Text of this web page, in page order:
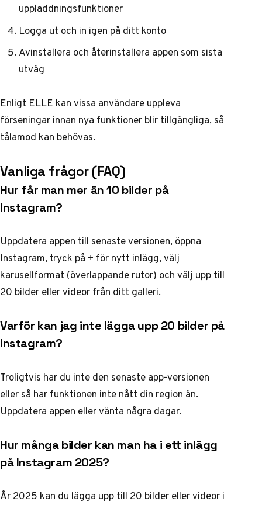
uppladdningsfunktioner
Logga ut och in igen på ditt konto
Avinstallera och återinstallera appen som sista
utväg
Enligt ELLE kan vissa användare uppleva
förseningar innan nya funktioner blir tillgängliga, så
tålamod kan behövas.
Vanliga frågor (FAQ)
Hur får man mer än 10 bilder på
Instagram?
Uppdatera appen till senaste versionen, öppna
Instagram, tryck på + för nytt inlägg, välj
karusellformat (överlappande rutor) och välj upp till
20 bilder eller videor från ditt galleri.
Varför kan jag inte lägga upp 20 bilder på
Instagram?
Troligtvis har du inte den senaste app-versionen
eller så har funktionen inte nått din region än.
Uppdatera appen eller vänta några dagar.
Hur många bilder kan man ha i ett inlägg
på Instagram 2025?
År 2025 kan du lägga upp till 20 bilder eller videor i